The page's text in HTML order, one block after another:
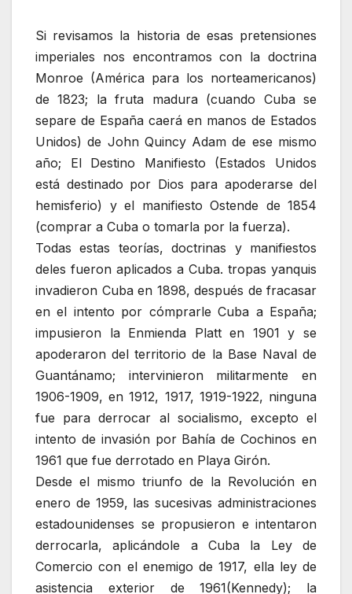
Si revisamos la historia de esas pretensiones
imperiales nos encontramos con la doctrina
Monroe (América para los norteamericanos)
de 1823; la fruta madura (cuando Cuba se
separe de España caerá en manos de Estados
Unidos) de John Quincy Adam de ese mismo
año; El Destino Manifiesto (Estados Unidos
está destinado por Dios para apoderarse del
hemisferio) y el manifiesto Ostende de 1854
(comprar a Cuba o tomarla por la fuerza).
Todas estas teorías, doctrinas y manifiestos
deles fueron aplicados a Cuba. tropas yanquis
invadieron Cuba en 1898, después de fracasar
en el intento por cómprarle Cuba a España;
impusieron la Enmienda Platt en 1901 y se
apoderaron del territorio de la Base Naval de
Guantánamo; intervinieron militarmente en
1906-1909, en 1912, 1917, 1919-1922, ninguna
fue para derrocar al socialismo, excepto el
intento de invasión por Bahía de Cochinos en
1961 que fue derrotado en Playa Girón.
Desde el mismo triunfo de la Revolución en
enero de 1959, las sucesivas administraciones
estadounidenses se propusieron e intentaron
derrocarla, aplicándole a Cuba la Ley de
Comercio con el enemigo de 1917, ella ley de
asistencia exterior de 1961(Kennedy); la